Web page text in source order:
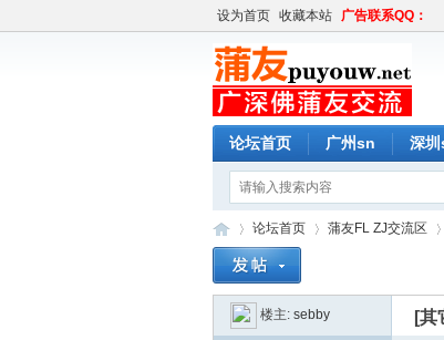
设为首页 收藏本站 广告联系QQ：
论坛首页 广州sn 深
»
论坛首页
›
蒲友FL ZJ交流区
›
楼主: sebby [其